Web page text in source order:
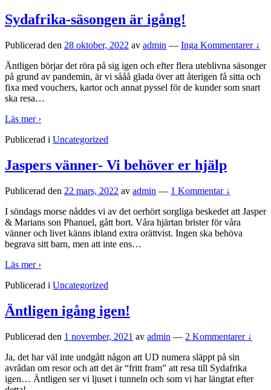
Sydafrika-säsongen är igång!
Publicerad den 28 oktober, 2022 av admin — Inga Kommentarer ↓
Äntligen börjar det röra på sig igen och efter flera uteblivna säsonger
på grund av pandemin, är vi sååå glada över att återigen få sitta och
fixa med vouchers, kartor och annat pyssel för de kunder som snart
ska resa…
Läs mer ›
Publicerad i Uncategorized
Jaspers vänner- Vi behöver er hjälp
Publicerad den 22 mars, 2022 av admin — 1 Kommentar ↓
I söndags morse nåddes vi av det oerhört sorgliga beskedet att Jasper
& Marians son Phanuel, gått bort. Våra hjärtan brister för våra
vänner och livet känns ibland extra orättvist. Ingen ska behöva
begrava sitt barn, men att inte ens…
Läs mer ›
Publicerad i Uncategorized
Äntligen igång igen!
Publicerad den 1 november, 2021 av admin — 2 Kommentarer ↓
Ja, det har väl inte undgått någon att UD numera släppt på sin
avrådan om resor och att det är “fritt fram” att resa till Sydafrika
igen… Äntligen ser vi ljuset i tunneln och som vi har längtat efter